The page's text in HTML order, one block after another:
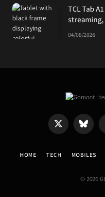
TCL Tab
04/08/2026
X
Bluesky
HOME TECH MOBILES
© 2026